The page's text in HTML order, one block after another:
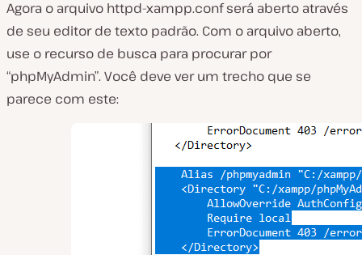
Agora o arquivo httpd-xampp.conf será aberto através
de seu editor de texto padrão. Com o arquivo aberto,
use o recurso de busca para procurar por
“phpMyAdmin”. Você deve ver um trecho que se
parece com este: